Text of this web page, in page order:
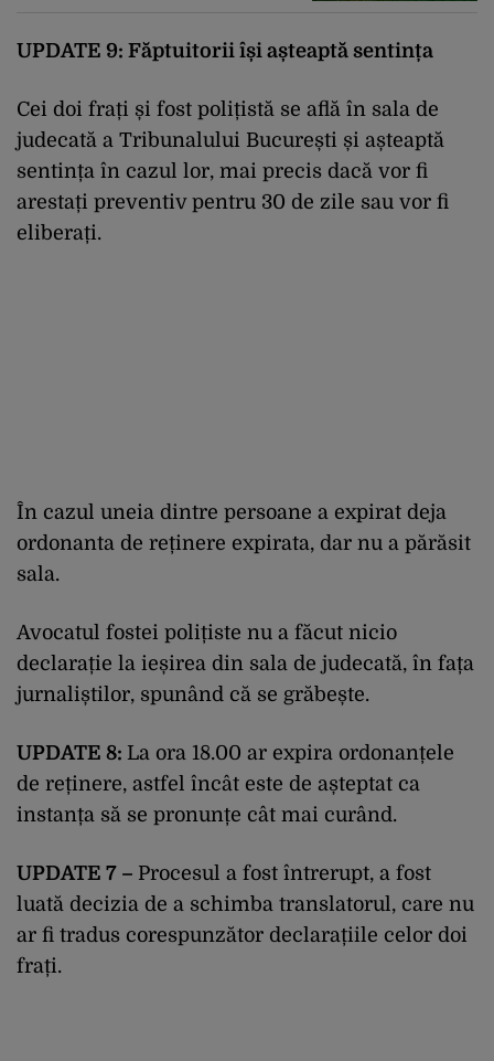
UPDATE 9: Făptuitorii își așteaptă sentința
Cei doi frați și fost polițistă se află în sala de
judecată a Tribunalului București și așteaptă
sentința în cazul lor, mai precis dacă vor fi
arestați preventiv pentru 30 de zile sau vor fi
eliberați.
În cazul uneia dintre persoane a expirat deja
ordonanta de reținere expirata, dar nu a părăsit
sala.
Avocatul fostei polițiste nu a făcut nicio
declarație la ieșirea din sala de judecată, în fața
jurnaliștilor, spunând că se grăbește.
UPDATE 8: La ora 18.00 ar expira ordonanțele
de reținere, astfel încât este de așteptat ca
instanța să se pronunțe cât mai curând.
UPDATE 7 – Procesul a fost întrerupt, a fost
luată decizia de a schimba translatorul, care nu
ar fi tradus corespunzător declarațiile celor doi
frați.